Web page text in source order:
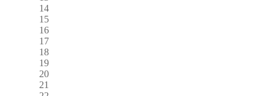
14
15
16
17
18
19
20
21